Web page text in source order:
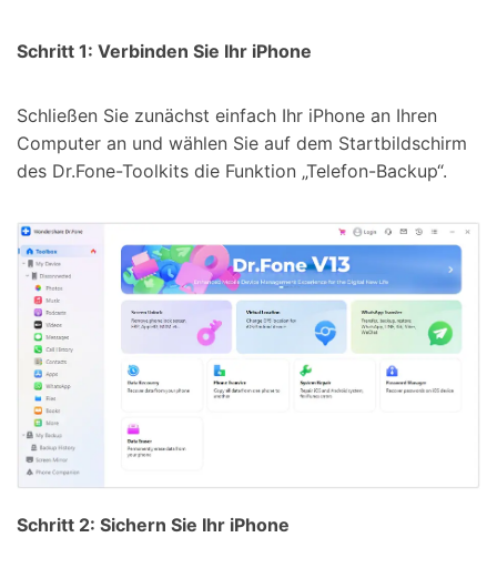
Schritt 1: Verbinden Sie Ihr iPhone
Schließen Sie zunächst einfach Ihr iPhone an Ihren
Computer an und wählen Sie auf dem Startbildschirm
des Dr.Fone-Toolkits die Funktion „Telefon-Backup“.
Schritt 2: Sichern Sie Ihr iPhone